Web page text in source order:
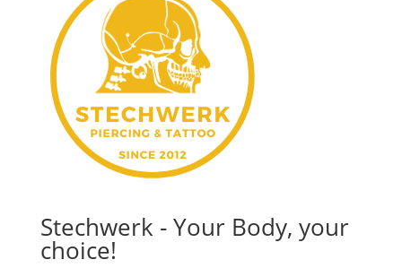
Stechwerk - Your Body, your
choice!